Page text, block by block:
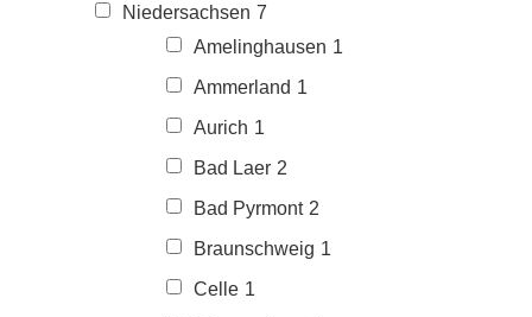
Niedersachsen 7
Amelinghausen 1
Ammerland 1
Aurich 1
Bad Laer 2
Bad Pyrmont 2
Braunschweig 1
Celle 1